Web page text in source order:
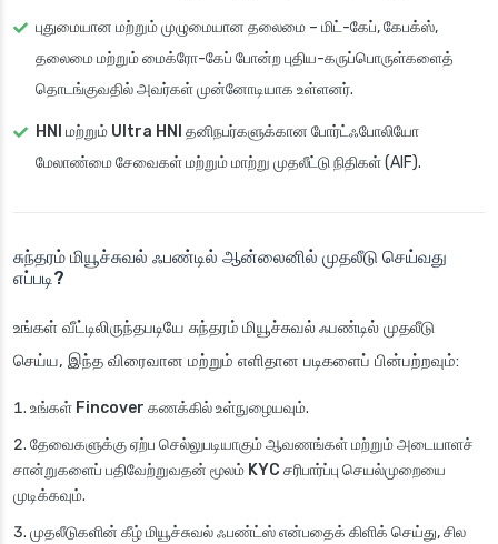
புதுமையான மற்றும் முழுமையான தலைமை – மிட்-கேப், கேபக்ஸ்,
தலைமை மற்றும் மைக்ரோ-கேப் போன்ற புதிய-கருப்பொருள்களைத்
தொடங்குவதில் அவர்கள் முன்னோடியாக உள்ளனர்.
HNI மற்றும் Ultra HNI தனிநபர்களுக்கான போர்ட்ஃபோலியோ
மேலாண்மை சேவைகள் மற்றும் மாற்று முதலீட்டு நிதிகள் (AIF).
சுந்தரம் மியூச்சுவல் ஃபண்டில் ஆன்லைனில் முதலீடு செய்வது
எப்படி?
உங்கள் வீட்டிலிருந்தபடியே சுந்தரம் மியூச்சுவல் ஃபண்டில் முதலீடு
செய்ய, இந்த விரைவான மற்றும் எளிதான படிகளைப் பின்பற்றவும்:
உங்கள் Fincover கணக்கில் உள்நுழையவும்.
தேவைகளுக்கு ஏற்ப செல்லுபடியாகும் ஆவணங்கள் மற்றும் அடையாளச்
சான்றுகளைப் பதிவேற்றுவதன் மூலம் KYC சரிபார்ப்பு செயல்முறையை
முடிக்கவும்.
முதலீடுகளின் கீழ்மியூச்சுவல் ஃபண்ட்ஸ்என்பதைக் கிளிக் செய்து, சில